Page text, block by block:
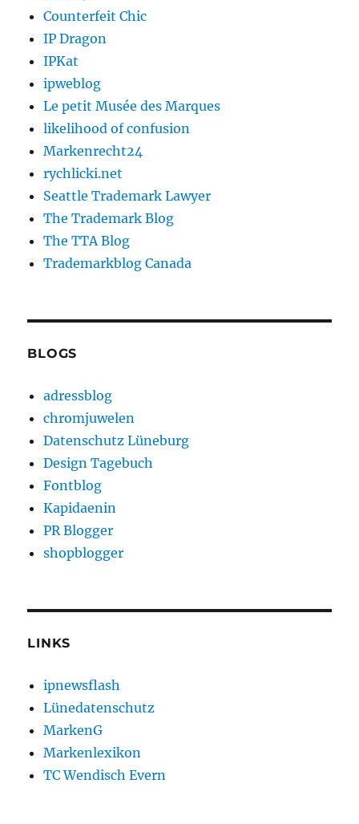
Counterfeit Chic
IP Dragon
IPKat
ipweblog
Le petit Musée des Marques
likelihood of confusion
Markenrecht24
rychlicki.net
Seattle Trademark Lawyer
The Trademark Blog
The TTA Blog
Trademarkblog Canada
BLOGS
adressblog
chromjuwelen
Datenschutz Lüneburg
Design Tagebuch
Fontblog
Kapidaenin
PR Blogger
shopblogger
LINKS
ipnewsflash
Lünedatenschutz
MarkenG
Markenlexikon
TC Wendisch Evern